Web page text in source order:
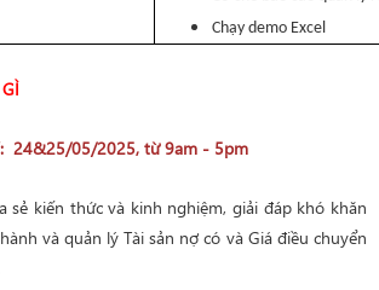
Chạy demo Excel
24&25/05/2025, từ 9am - 5pm
sẻ kiến thức và kinh nghiệm, giải đáp khó khăn
và quản lý Tài sản nợ có và Giá điều chuyển